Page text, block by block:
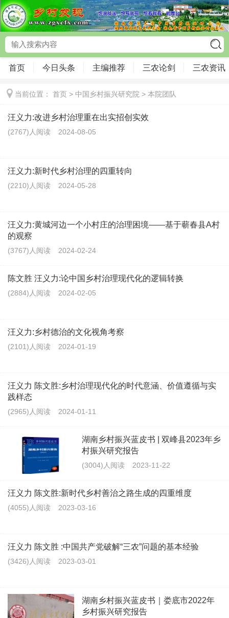
首页 今日头条 主编推荐 三农论剑 三农资讯
当前位置： 首页 > 中国乡村振兴研究院 > 本院团队
汪义力:改进乡村治理重在出实招创实效
(2767)人阅读 2024-08-05
汪义力:新时代乡村治理的四重转向
(2210)人阅读 2024-05-28
汪义力:黄城河边一个小村庄的治理困境——基于蕲春县A村
的观察
(3767)人阅读 2024-02-24
陈文胜 汪义力:论中国乡村治理现代化的逻辑转换
(2884)人阅读 2024-02-05
汪义力:乡村德治的文化视角考察
(2101)人阅读 2024-01-19
汪义力 陈文胜:乡村治理现代化的时代意涵、价值遵循与实
践样态
(2965)人阅读 2024-01-11
湖南乡村振兴蓝皮书 | 双峰县2023年乡
村振兴研究报告
(3004)人阅读 2023-11-22
汪义力 陈文胜:新时代乡村善治之路生成的四重维度
(4055)人阅读 2023-03-16
汪义力 陈文胜 :中国共产党破解“三农”问题的基本经验
(3426)人阅读 2023-03-01
湖南乡村振兴蓝皮书｜娄底市2022年
乡村振兴研究报告